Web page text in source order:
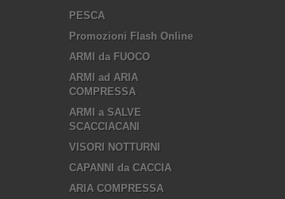
PESCA
Promozioni Flash Online
ARMI da FUOCO
ARMI ad ARIA
COMPRESSA
ARMI a SALVE
SCACCIACANI
VISORI NOTTURNI
CAPANNI da CACCIA
ARIA COMPRESSA